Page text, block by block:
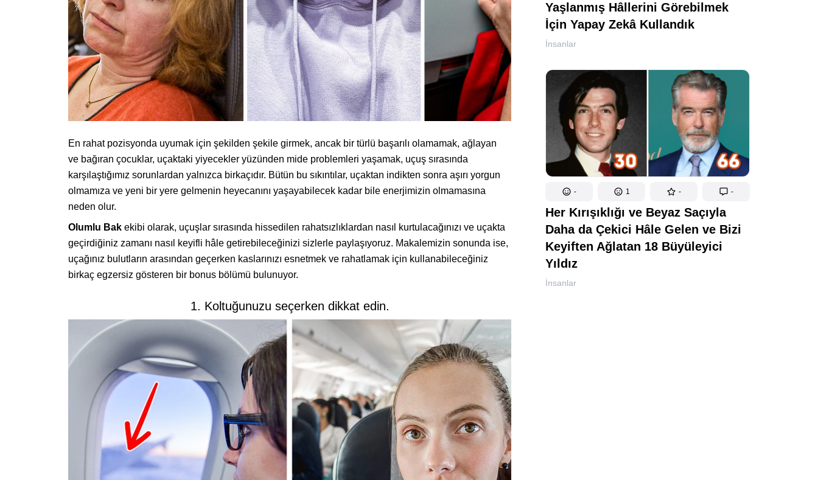
Yaşlanmış Hâllerini Görebilmek
İçin Yapay Zekâ Kullandık
İnsanlar
- 1 - -
Her Kırışıklığı ve Beyaz Saçıyla
Daha da Çekici Hâle Gelen ve Bizi
Keyiften Ağlatan 18 Büyüleyici
Yıldız
İnsanlar
En rahat pozisyonda uyumak için şekilden şekile girmek, ancak bir türlü başarılı olamamak, ağlayan
ve bağıran çocuklar, uçaktaki yiyecekler yüzünden mide problemleri yaşamak, uçuş sırasında
karşılaştığımız sorunlardan yalnızca birkaçıdır. Bütün bu sıkıntılar, uçaktan indikten sonra aşırı yorgun
olmamıza ve yeni bir yere gelmenin heyecanını yaşayabilecek kadar bile enerjimizin olmamasına
neden olur.
Olumlu Bak ekibi olarak, uçuşlar sırasında hissedilen rahatsızlıklardan nasıl kurtulacağınızı ve uçakta
geçirdiğiniz zamanı nasıl keyifli hâle getirebileceğinizi sizlerle paylaşıyoruz. Makalemizin sonunda ise,
uçağınız bulutların arasından geçerken kaslarınızı esnetmek ve rahatlamak için kullanabileceğiniz
birkaç egzersiz gösteren bir bonus bölümü bulunuyor.
1. Koltuğunuzu seçerken dikkat edin.